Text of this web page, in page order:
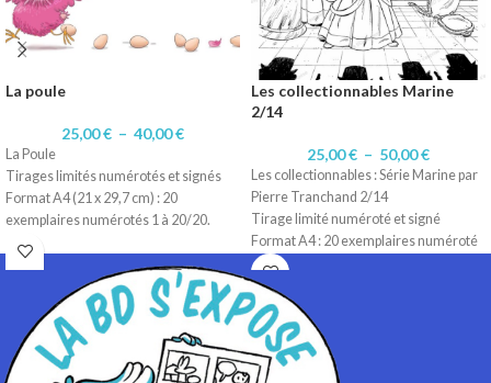
La poule
25,00€ – 40,00€
La Poule
Tirages limités numérotés et signés
Format A4 (21 x 29,7 cm) : 20
exemplaires numérotés 1 à 20/20.
Format 30 x 40 cm : 10 exemplaires
Technique dessin numérique
Impression sur papier 200 gr satiné
Les collectionnables Marine
2/14
25,00€ – 50,00€
Les collectionnables : Série Marine par
Pierre Tranchand 2/14
Tirage limité numéroté et signé
Format A4 : 20 exemplaires numéroté
1 à 20/20.
Format A3 : 10 exemplaires numérotés
1 à 10/10
Technique d'origine: Encre de Chine
Impression sur papier 200 gr Satiné